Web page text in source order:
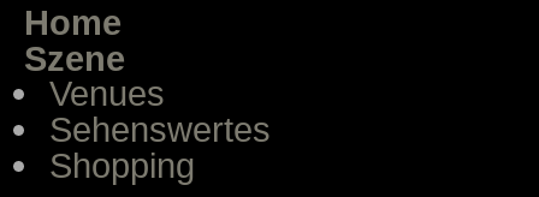
Home
Szene
Venues
Sehenswertes
Shopping